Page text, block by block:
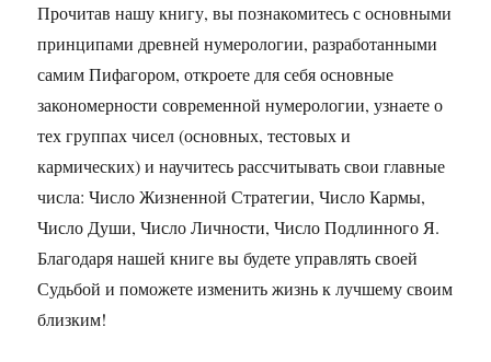
Прочитав нашу книгу, вы познакомитесь с основными
принципами древней нумерологии, разработанными
самим Пифагором, откроете для себя основные
закономерности современной нумерологии, узнаете о
тех группах чисел (основных, тестовых и
кармических) и научитесь рассчитывать свои главные
числа: Число Жизненной Стратегии, Число Кармы,
Число Души, Число Личности, Число Подлинного Я.
Благодаря нашей книге вы будете управлять своей
Судьбой и поможете изменить жизнь к лучшему своим
близким!